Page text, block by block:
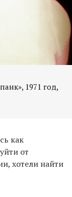
1971 год,
как
от
хотели найти